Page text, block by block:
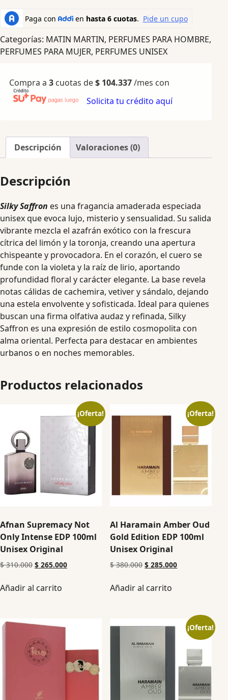
Categorías: MATIN MARTIN, PERFUMES PARA HOMBRE,
PERFUMES PARA MUJER, PERFUMES UNISEX
Compra a 3 cuotas de$ 104.337/mes con
Solicita tu crédito aquí
Descripción Valoraciones (0)
Descripción
Silky Saffron es una fragancia amaderada especiada
unisex que evoca lujo, misterio y sensualidad. Su salida
vibrante mezcla el azafrán exótico con la frescura
cítrica del limón y la toronja, creando una apertura
chispeante y provocadora. En el corazón, el cuero se
funde con la violeta y la raíz de lirio, aportando
profundidad floral y carácter elegante. La base revela
notas cálidas de cachemira, vetiver y sándalo, dejando
una estela envolvente y sofisticada. Ideal para quienes
buscan una firma olfativa audaz y refinada, Silky
Saffron es una expresión de estilo cosmopolita con
alma oriental. Perfecta para destacar en ambientes
urbanos o en noches memorables.
Productos relacionados
¡Oferta!
Afnan Supremacy Not
Only Intense EDP 100ml
Unisex Original
$310.000 $ 265.000
Añadir al carrito
¡Oferta!
Al Haramain Amber Oud
Gold Edition EDP 100ml
Unisex Original
$380.000 $ 285.000
Añadir al carrito
¡Oferta!